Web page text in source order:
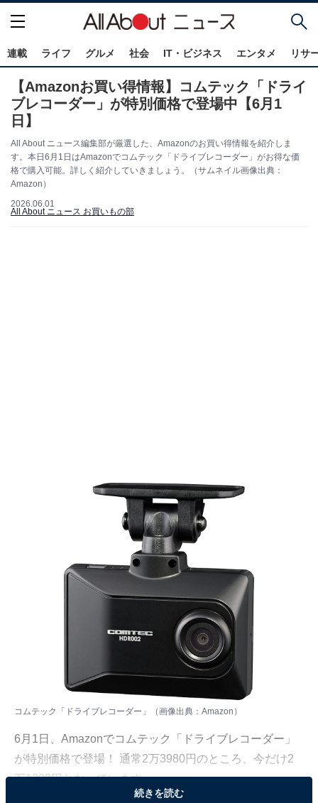
連載 ライフ グルメ 社会 IT・ビジネス エンタメ リサ
【Amazonお買い得情報】コムテック「ドライ
ブレコーダー」が特別価格で登場中【6月1
日】
All About ニュース編集部が厳選した、Amazonのお買い得情報を紹介しま
す。本日6月1日はAmazonでコムテック「ドライブレコーダー」がお得な価
格で購入可能。詳しく紹介していきましょう。（サムネイル画像出典：
Amazon）
2026.06.01
All About ニュース お買いもの部
コムテック「ドライブレコーダー」（画像出典：Amazon）
6月1日、 Amazonでコムテック「ドライブレコーダー」
が特別価格で登場！ 通常2万3980円のところ、今だけ2
万1300円となっています。
続きを読む